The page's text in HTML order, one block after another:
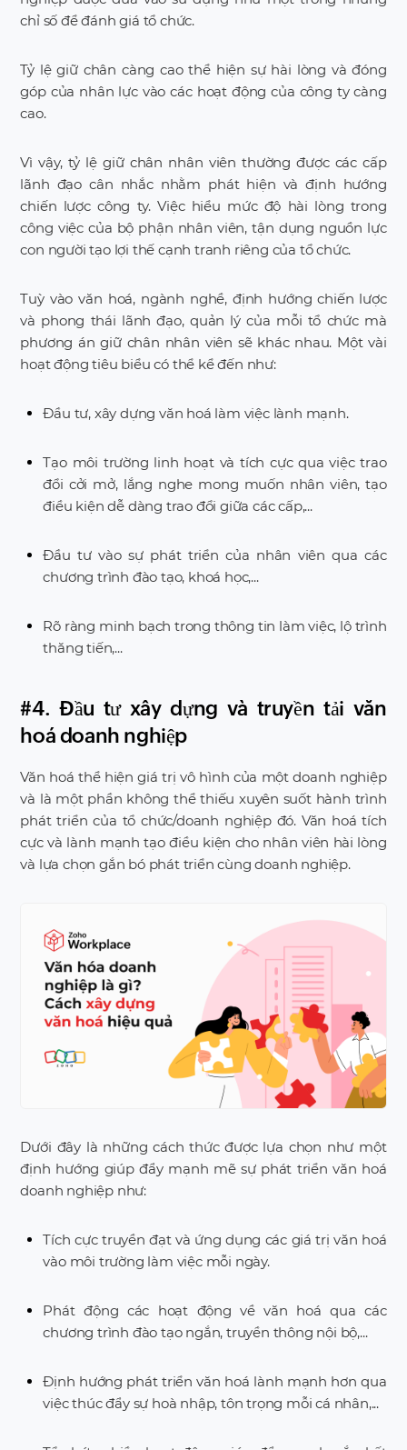
chỉ số để đánh giá tổ chức.
Tỷ lệ giữ chân càng cao thể hiện sự hài lòng và đóng
góp của nhân lực vào các hoạt động của công ty càng
cao.
Vì vậy, tỷ lệ giữ chân nhân viên thường được các cấp
lãnh đạo cân nhắc nhằm phát hiện và định hướng
chiến lược công ty. Việc hiểu mức độ hài lòng trong
công việc của bộ phận nhân viên, tận dụng nguồn lực
con người tạo lợi thế cạnh tranh riêng của tổ chức.
Tuỳ vào văn hoá, ngành nghề, định hướng chiến lược
và phong thái lãnh đạo, quản lý của mỗi tổ chức mà
phương án giữ chân nhân viên sẽ khác nhau. Một vài
hoạt động tiêu biểu có thể kể đến như:
Đầu tư, xây dựng văn hoá làm việc lành mạnh.
Tạo môi trường linh hoạt và tích cực qua việc trao
đổi cởi mở, lắng nghe mong muốn nhân viên, tạo
điều kiện dễ dàng trao đổi giữa các cấp,...
Đầu tư vào sự phát triển của nhân viên qua các
chương trình đào tạo, khoá học,...
Rõ ràng minh bạch trong thông tin làm việc, lộ trình
thăng tiến,...
#4. Đầu tư xây dựng và truyền tải văn
hoá doanh nghiệp
Văn hoá thể hiện giá trị vô hình của một doanh nghiệp
và là một phần không thể thiếu xuyên suốt hành trình
phát triển của tổ chức/doanh nghiệp đó. Văn hoá tích
cực và lành mạnh tạo điều kiện cho nhân viên hài lòng
và lựa chọn gắn bó phát triển cùng doanh nghiệp.
Dưới đây là những cách thức được lựa chọn như một
định hướng giúp đẩy mạnh mẽ sự phát triển văn hoá
doanh nghiệp như:
Tích cực truyền đạt và ứng dụng các giá trị văn hoá
vào môi trường làm việc mỗi ngày.
Phát động các hoạt động về văn hoá qua các
chương trình đào tạo ngắn, truyền thông nội bộ,...
Định hướng phát triển văn hoá lành mạnh hơn qua
việc thúc đẩy sự hoà nhập, tôn trọng mỗi cá nhân,...